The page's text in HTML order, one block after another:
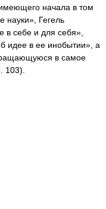
начала в том
науки», Гегель
в себе и для себя»,
идее в ее инобытии», а
в самое
103).